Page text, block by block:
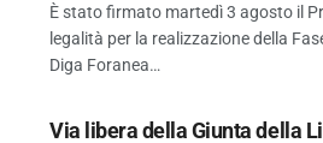
È stato firmato martedì 3 agosto il
legalità per la realizzazione della
Diga Foranea…
Via libera della Giunta della